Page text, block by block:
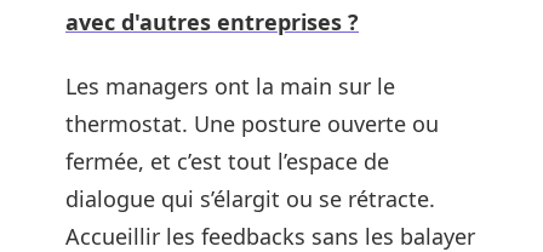
avec d'autres entreprises ?
Les managers ont la main sur le
thermostat. Une posture ouverte ou
fermée, et c’est tout l’espace de
dialogue qui s’élargit ou se rétracte.
Accueillir les feedbacks sans les balayer